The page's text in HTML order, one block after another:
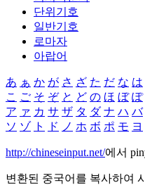
단위기호
일반기호
로마자
아랍어
あ ぁ か が さ ざ た だ な は
こ ご そ ぞ と ど の ほ ぼ ぽ
ア ァ カ サ ザ タ ダ ナ ハ バ
ソ ゾ ト ド ノ ホ ボ ポ モ ヨ
http://chineseinput.net/에서
변환된 중국어를 복사하여